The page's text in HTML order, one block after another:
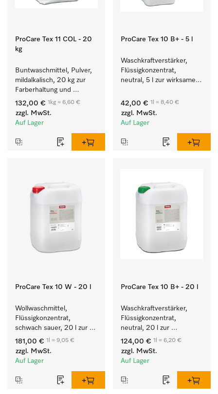
ProCare Tex 11 COL - 20
kg
Buntwaschmittel, Pulver,
mildalkalisch, 20 kg zur
Farberhaltung und
Reinigung von
Buntwäsche.
132,00 € 1kg = 6,60 €
zzgl. MwSt.
Auf Lager
ProCare Tex 10 B+ - 5 l
Waschkraftverstärker,
Flüssigkonzentrat,
neutral, 5 l zur wirksamen
Fettverschmutzungen.
42,00 € 1l = 8,40 €
zzgl. MwSt.
Auf Lager
ProCare Tex 10 W - 20 l
Wollwaschmittel,
Flüssigkonzentrat,
schwach sauer, 20 l zur
maschinellen Reinigung
von Wolle.
181,00 € 1l = 9,05 €
zzgl. MwSt.
Auf Lager
ProCare Tex 10 B+ - 20 l
Waschkraftverstärker,
Flüssigkonzentrat,
neutral, 20 l zur
wirksamen Entfernung
von Fettverschmutzungen.
124,00 € 1l = 6,20 €
zzgl. MwSt.
Auf Lager